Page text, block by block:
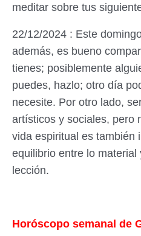
meditar sobre tus
22/12/2024 : Este
además, es bueno
tienes; posiblemente
puedes, hazlo; otro día
necesite. Por otro lado,
artísticos y sociales, pero
vida espiritual es también
equilibrio entre lo material
lección.
Horóscopo semanal de